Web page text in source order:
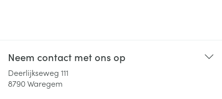
Neem contact met ons op
Deerlijkseweg 111
8790Waregem